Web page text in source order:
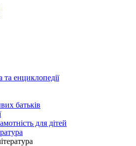
та енциклопедії
батьків
для дітей